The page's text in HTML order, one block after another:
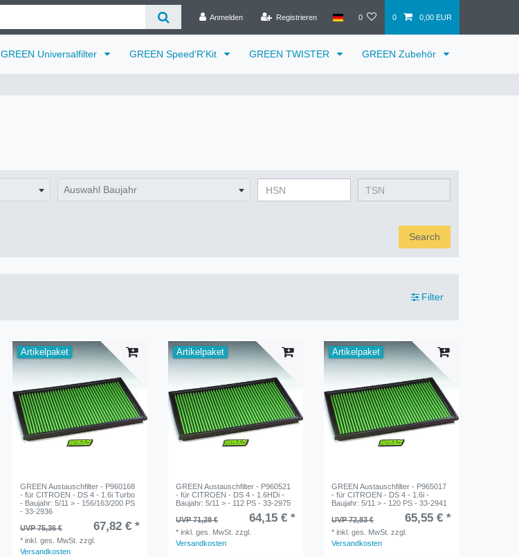
Anmelden Registrieren 0 0 0,00 EUR
GREEN Universalfilter GREEN Speed'R'Kit GREEN TWISTER GREEN Zubehör
Auswahl Baujahr
Search
Filter
Artikelpaket
GREEN Austauschfilter - P960168
- für CITROEN - DS 4 - 1.6i Turbo
- Baujahr: 5/11 > - 156/163/200 PS
- 33-2936
UVP 75,36 €
67,82 € *
*inkl. ges. MwSt. zzgl.
Versandkosten
Artikelpaket
GREEN Austauschfilter - P960521
- für CITROEN - DS 4 - 1.6HDi -
Baujahr: 5/11 > - 112 PS - 33-2975
UVP 71,28 €
64,15 € *
*inkl. ges. MwSt. zzgl.
Versandkosten
Artikelpaket
GREEN Austauschfilter - P965017
- für CITROEN - DS 4 - 1.6i -
Baujahr: 5/11 > - 120 PS - 33-2941
UVP 72,83 €
65,55 € *
*inkl. ges. MwSt. zzgl.
Versandkosten